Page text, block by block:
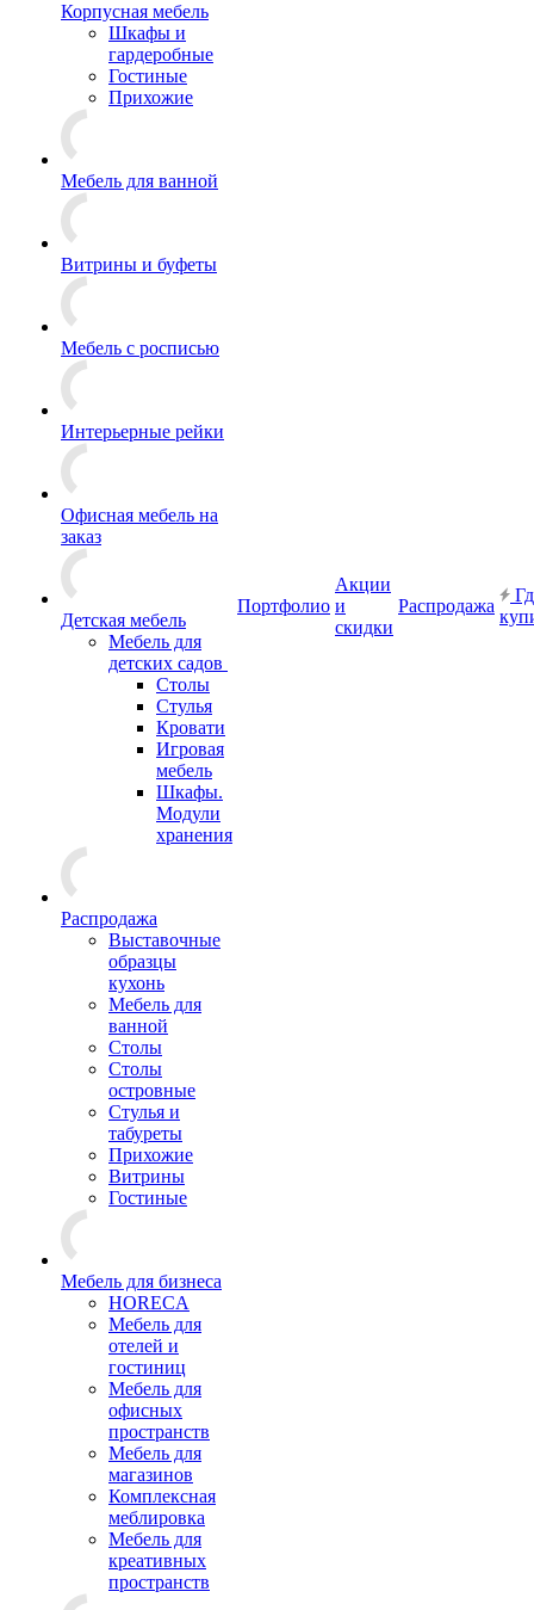
Корпусная мебель
Шкафы и
гардеробные
Гостиные
Прихожие
Мебель для ванной
Витрины и буфеты
Мебель с росписью
Интерьерные рейки
Офисная мебель на
заказ
Детская мебель
Мебель для
детских садов
Столы
Стулья
Кровати
Игровая
мебель
Шкафы.
Модули
хранения
Распродажа
Выставочные
образцы
кухонь
Мебель для
ванной
Столы
Столы
островные
Стулья и
табуреты
Прихожие
Витрины
Гостиные
Мебель для бизнеса
HORECA
Мебель для
отелей и
гостиниц
Мебель для
офисных
пространств
Мебель для
магазинов
Комплексная
меблировка
Мебель для
креативных
пространств
Портфолио
Акции
и
скидки
Распродажа